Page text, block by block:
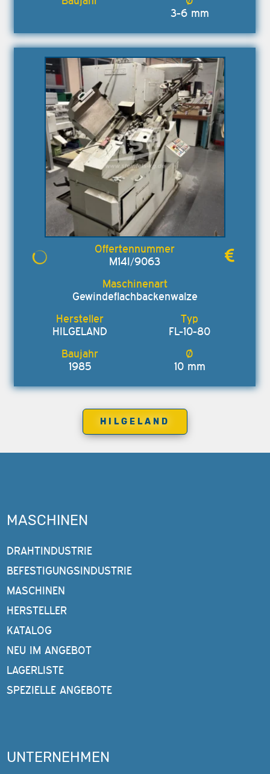
3-6 mm
M14I/9063
Gewindeflachbackenwalze
HILGELAND FL-10-80
1985 10 mm
HILGELAND
MASCHINEN
DRAHTINDUSTRIE
BEFESTIGUNGSINDUSTRIE
MASCHINEN
HERSTELLER
KATALOG
NEU IM ANGEBOT
LAGERLISTE
SPEZIELLE ANGEBOTE
UNTERNEHMEN